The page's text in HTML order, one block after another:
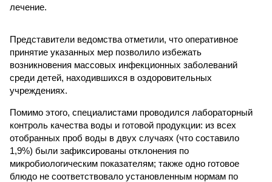
лечение.
Представители ведомства отметили, что оперативное
принятие указанных мер позволило избежать
возникновения массовых инфекционных заболеваний
среди детей, находившихся в оздоровительных
учреждениях.
Помимо этого, специалистами проводился лабораторный
контроль качества воды и готовой продукции: из всех
отобранных проб воды в двух случаях (что составило
1,9%) были зафиксированы отклонения по
микробиологическим показателям; также одно готовое
блюдо не соответствовало установленным нормам по